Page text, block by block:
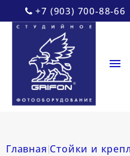
+7 (903) 700-88-66

Главная Стойки и